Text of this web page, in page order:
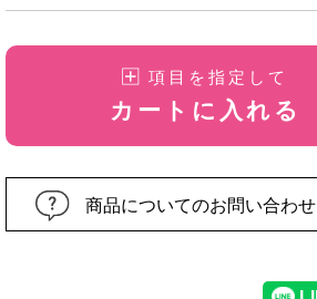
項目を指定して
カートに入れる
商品についてのお問い合わせ